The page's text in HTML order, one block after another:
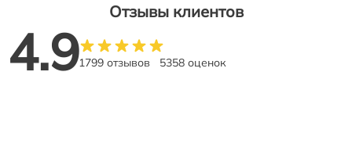
Отзывы клиентов
4.91799 отзывов 5358 оценок